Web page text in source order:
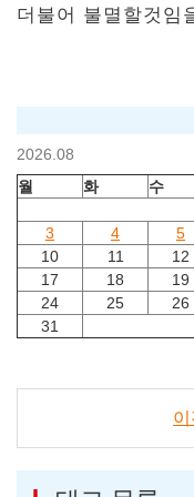
더불어 불멸할것임
2026.08
월
화 수
3
4 5
10
11 12
17
18 19
24
25 26
31
이